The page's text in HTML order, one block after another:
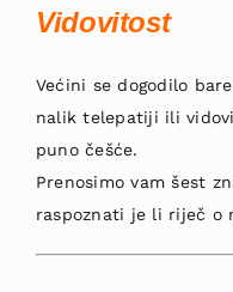
Vidovitost
Većini se dogodilo
nalik telepatiji ili
puno češće.
Prenosimo vam šest
raspoznati je li riječ o